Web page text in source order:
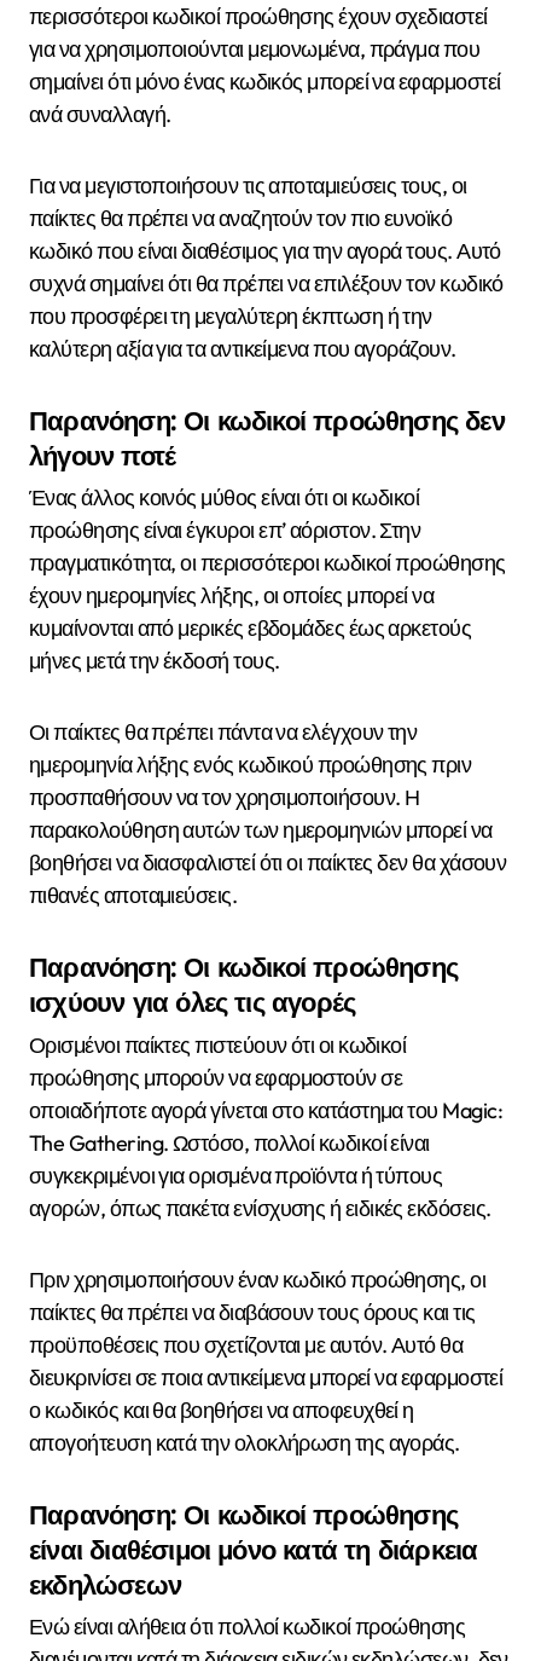
περισσότεροι κωδικοί προώθησης έχουν σχεδιαστεί
για να χρησιμοποιούνται μεμονωμένα, πράγμα που
σημαίνει ότι μόνο ένας κωδικός μπορεί να εφαρμοστεί
ανά συναλλαγή.
Για να μεγιστοποιήσουν τις αποταμιεύσεις τους, οι
παίκτες θα πρέπει να αναζητούν τον πιο ευνοϊκό
κωδικό που είναι διαθέσιμος για την αγορά τους. Αυτό
συχνά σημαίνει ότι θα πρέπει να επιλέξουν τον κωδικό
που προσφέρει τη μεγαλύτερη έκπτωση ή την
καλύτερη αξία για τα αντικείμενα που αγοράζουν.
Παρανόηση: Οι κωδικοί προώθησης δεν
λήγουν ποτέ
Ένας άλλος κοινός μύθος είναι ότι οι κωδικοί
προώθησης είναι έγκυροι επ’ αόριστον. Στην
πραγματικότητα, οι περισσότεροι κωδικοί προώθησης
έχουν ημερομηνίες λήξης, οι οποίες μπορεί να
κυμαίνονται από μερικές εβδομάδες έως αρκετούς
μήνες μετά την έκδοσή τους.
Οι παίκτες θα πρέπει πάντα να ελέγχουν την
ημερομηνία λήξης ενός κωδικού προώθησης πριν
προσπαθήσουν να τον χρησιμοποιήσουν. Η
παρακολούθηση αυτών των ημερομηνιών μπορεί να
βοηθήσει να διασφαλιστεί ότι οι παίκτες δεν θα χάσουν
πιθανές αποταμιεύσεις.
Παρανόηση: Οι κωδικοί προώθησης
ισχύουν για όλες τις αγορές
Ορισμένοι παίκτες πιστεύουν ότι οι κωδικοί
προώθησης μπορούν να εφαρμοστούν σε
οποιαδήποτε αγορά γίνεται στο κατάστημα του Magic:
The Gathering. Ωστόσο, πολλοί κωδικοί είναι
συγκεκριμένοι για ορισμένα προϊόντα ή τύπους
αγορών, όπως πακέτα ενίσχυσης ή ειδικές εκδόσεις.
Πριν χρησιμοποιήσουν έναν κωδικό προώθησης, οι
παίκτες θα πρέπει να διαβάσουν τους όρους και τις
προϋποθέσεις που σχετίζονται με αυτόν. Αυτό θα
διευκρινίσει σε ποια αντικείμενα μπορεί να εφαρμοστεί
ο κωδικός και θα βοηθήσει να αποφευχθεί η
απογοήτευση κατά την ολοκλήρωση της αγοράς.
Παρανόηση: Οι κωδικοί προώθησης
είναι διαθέσιμοι μόνο κατά τη διάρκεια
εκδηλώσεων
Ενώ είναι αλήθεια ότι πολλοί κωδικοί προώθησης